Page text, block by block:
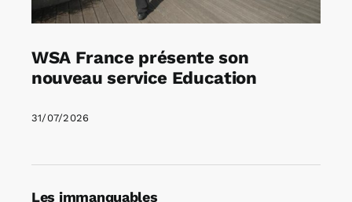
WSA France présente son
nouveau service Education
31/07/2026
Les immanquables